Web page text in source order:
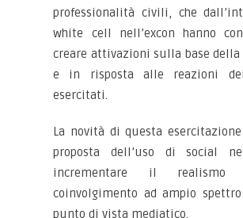
professionalità civili, che
white cell nell’excon hanno
creare attivazioni sulla base della
e in risposta alle reazioni
esercitati.
La novità di questa
proposta dell’uso di social
incrementare il
coinvolgimento ad ampio
punto di vista mediatico.